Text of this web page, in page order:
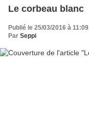
Le corbeau blanc
Publié le 25/03/2016 à 11:09
Par Seppi